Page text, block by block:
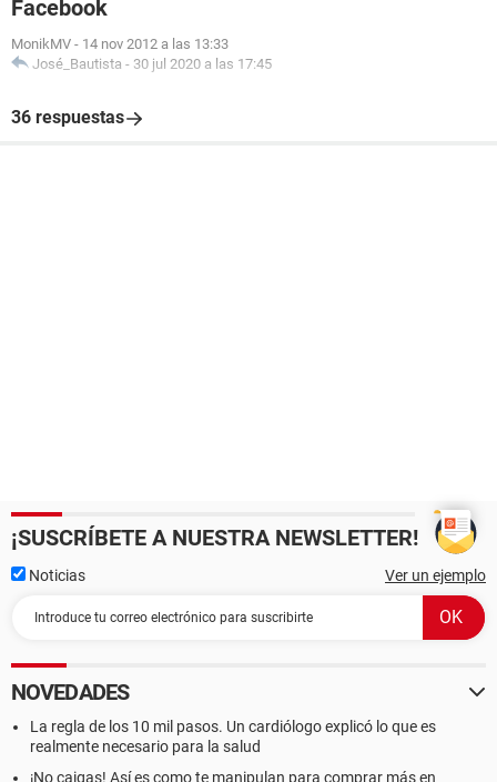
Facebook
MonikMV - 14 nov 2012 a las 13:33
José_Bautista - 30 jul 2020 a las 17:45
36 respuestas
¡SUSCRÍBETE A NUESTRA NEWSLETTER!
Noticias Ver un ejemplo
NOVEDADES
La regla de los 10 mil pasos. Un cardiólogo explicó lo que es
realmente necesario para la salud
¡No caigas! Así es como te manipulan para comprar más en